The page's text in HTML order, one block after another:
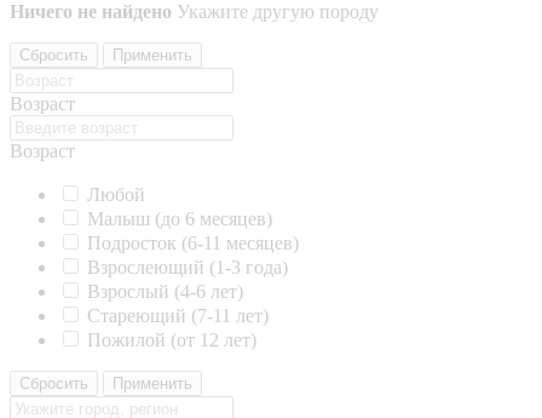
Ничего не найдено Укажите другую породу
Сбросить Применить
Возраст
Возраст
Любой
Малыш (до 6 месяцев)
Подросток (6-11 месяцев)
Взрослеющий (1-3 года)
Взрослый (4-6 лет)
Стареющий (7-11 лет)
Пожилой (от 12 лет)
Сбросить Применить